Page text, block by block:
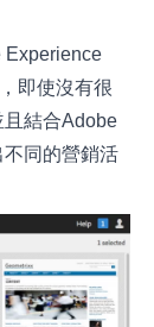
Experience
即使沒有很
且結合Adobe
同的營銷活